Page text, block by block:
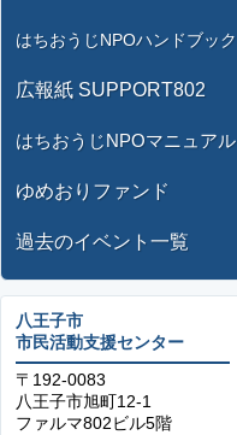
はちおうじNPOハンドブック
広報紙 SUPPORT802
はちおうじNPOマニュアル
ゆめおりファンド
過去のイベント一覧
八王子市
市民活動支援センター
〒192-0083
八王子市旭町12-1
ファルマ802ビル5階